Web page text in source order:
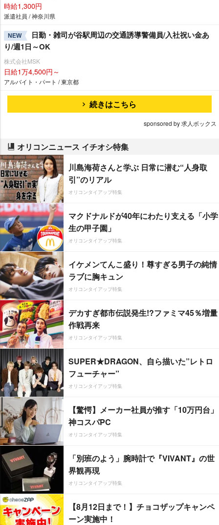
時給1,300円
派遣社員 / 神奈川県
NEW
日勤・雑司が谷駅周辺の交通誘導警備員/入社祝い金あ
り/週1日～OK
株式会社MSK
日給1万4,500円～
アルバイト・パート / 東京都
続きはこちら
sponsored by 求人ボックス
オリコンニュース イチオシ特集
川島海荷さんと学ぶ 日常に潜む“人身取
引”のリアル
オリコンタイアップ特集
マクドナルドが40年にわたり支える「小学
生の甲子園」
オリコンタイアップ特集
イケメンてんこ盛り！尊すぎる男子の純情
ラブに胸キュン
オリコンタイアップ特集
デカすぎ都市伝説発生!?ファミマ45％増量
作戦再来
オリコンタイアップ特集
SUPER★DRAGON、自ら描いた”レトロ
フューチャー”
オリコンタイアップ特集
【驚愕】メーカー社員が推す「10万円台」
神コスパPC
オリコンタイアップ特集
「別班のよう」腕時計で『VIVANT』の世
界観再現
オリコンタイアップ特集
【8月12日まで！】チョコザップキャンペ
ーン実施中！